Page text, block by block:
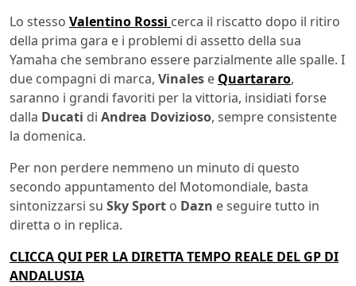
Lo stesso Valentino Rossi cerca il riscatto dopo il ritiro
della prima gara e i problemi di assetto della sua
Yamaha che sembrano essere parzialmente alle spalle. I
due compagni di marca, Vinales e Quartararo,
saranno i grandi favoriti per la vittoria, insidiati forse
dalla Ducati di Andrea Dovizioso, sempre consistente
la domenica.
Per non perdere nemmeno un minuto di questo
secondo appuntamento del Motomondiale, basta
sintonizzarsi su Sky Sport o Dazn e seguire tutto in
diretta o in replica.
CLICCA QUI PER LA DIRETTA TEMPO REALE DEL GP DI
ANDALUSIA